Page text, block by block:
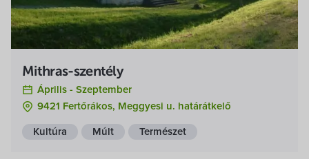
Mithras-szentély
Április - Szeptember
9421 Fertőrákos, Meggyesi u. határátkelő
Kultúra Múlt Természet